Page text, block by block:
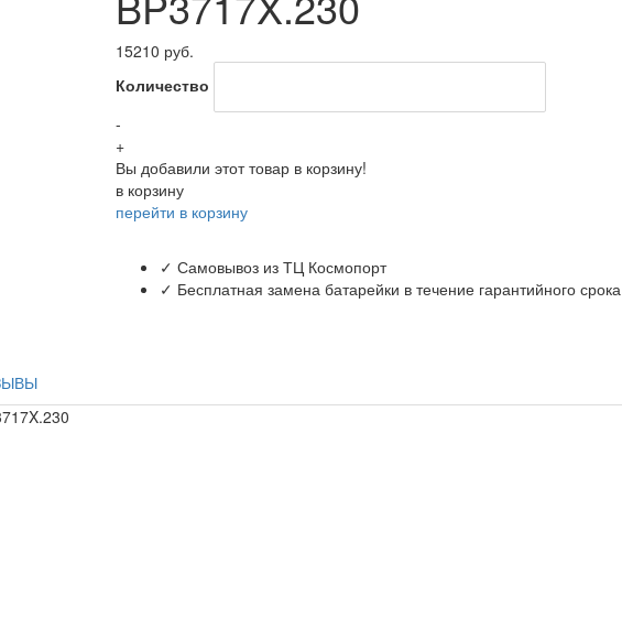
15210 руб.
Количество
-
+
Вы добавили этот товар в корзину!
в корзину
перейти в корзину
✓ Самовывоз из ТЦ Космопорт
✓ Бесплатная замена батарейки в течение гарантийного срока